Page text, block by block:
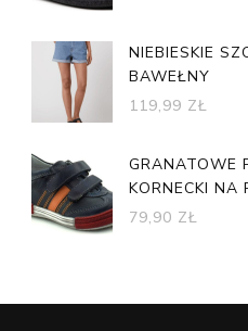
NIEBIESKIE
BAWEŁNY
119,99 ZŁ
GRANATOWE
KORNECKI NA
79,90 ZŁ